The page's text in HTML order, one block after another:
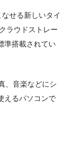
せる新しいタイ
ラウドストレー
準搭載されてい
、音楽などにシ
えるパソコンで